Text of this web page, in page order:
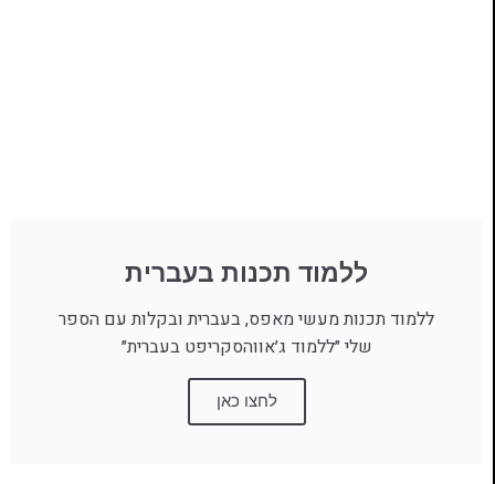
ללמוד תכנות בעברית
ללמוד תכנות מעשי מאפס, בעברית ובקלות עם הספר
שלי ״ללמוד ג׳אווהסקריפט בעברית״
לחצו כאן